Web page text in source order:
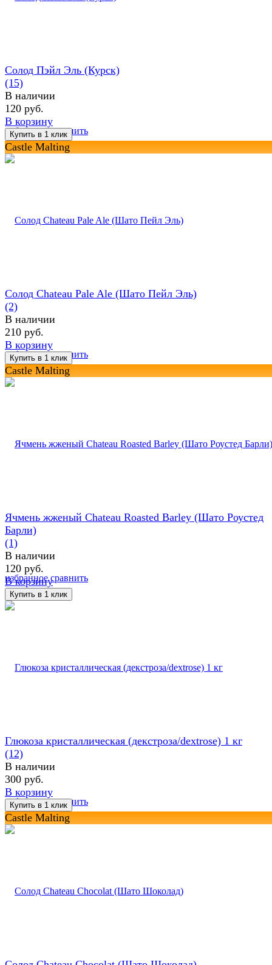
избранное сравнить
Солод Пэйл Эль (Курск)
(15)
В наличии
120 руб.
В корзину
Castle Malting
избранное сравнить
Солод Chateau Pale Ale (Шато Пейл Эль)
(2)
В наличии
210 руб.
В корзину
Castle Malting
избранное сравнить
Ячмень жженый Chateau Roasted Barley (Шато Роустед
Барли)
(1)
В наличии
120 руб.
В корзину
избранное сравнить
Глюкоза кристаллическая (декстроза/dextrose) 1 кг
(12)
В наличии
300 руб.
В корзину
Castle Malting